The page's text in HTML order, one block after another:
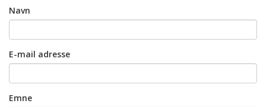
Navn
E-mail adresse
Emne